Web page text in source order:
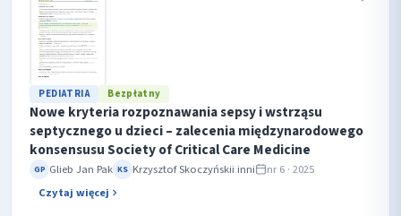
PEDIATRIA Bezpłatny
Nowe kryteria rozpoznawania sepsy i wstrząsu
septycznego u dzieci – zalecenia międzynarodowego
konsensusu Society of Critical Care Medicine
GP Glieb Jan Pak KS Krzysztof Skoczyńskii inni
nr 6 · 2025
Czytaj więcej